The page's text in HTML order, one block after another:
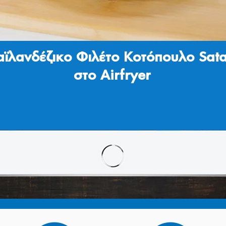
Φιλέτο Κοτόπουλο
στο Airfryer